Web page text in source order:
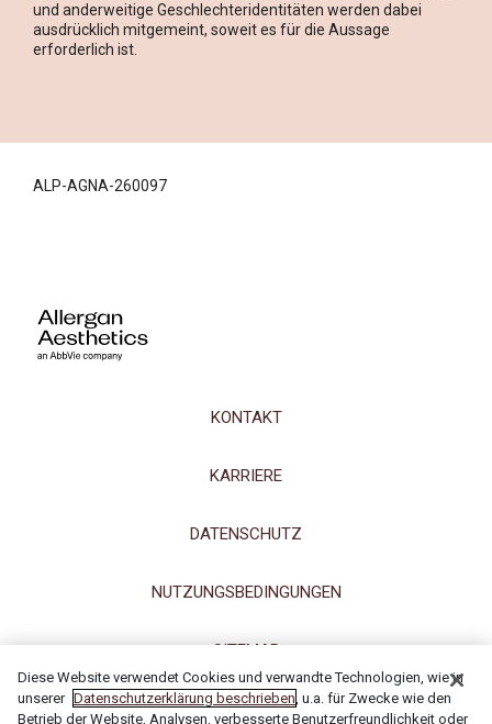
und anderweitige Geschlechteridentitäten werden dabei
ausdrücklich mitgemeint, soweit es für die Aussage
erforderlich ist.
ALP-AGNA-260097
KONTAKT
KARRIERE
DATENSCHUTZ
NUTZUNGSBEDINGUNGEN
SITEMAP
IMPRESSUM
Diese Website verwendet Cookies und verwandte Technologien, wie in
unserer Datenschutzerklärung beschrieben, u.a. für Zwecke wie den
Betrieb der Website, Analysen, verbesserte Benutzerfreundlichkeit oder